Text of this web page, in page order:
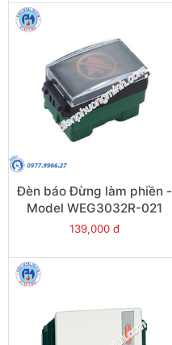
Đèn báo Đừng làm phiền -
Model WEG3032R-021
139,000 đ